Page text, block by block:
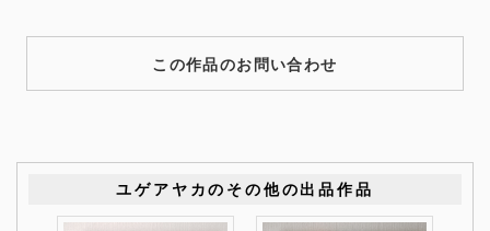
この作品のお問い合わせ
ユゲアヤカのその他の出品作品